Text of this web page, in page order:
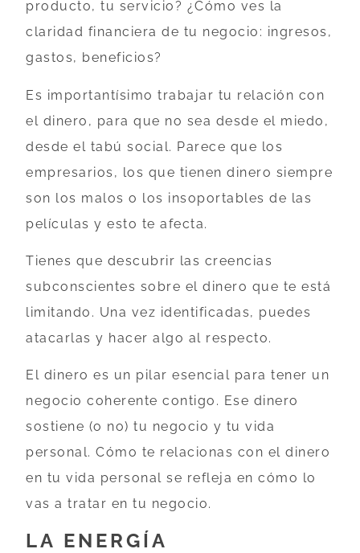
producto, tu servicio? ¿Cómo ves la
claridad financiera de tu negocio: ingresos,
gastos, beneficios?
Es importantísimo trabajar tu relación con
el dinero, para que no sea desde el miedo,
desde el tabú social. Parece que los
empresarios, los que tienen dinero siempre
son los malos o los insoportables de las
películas y esto te afecta.
Tienes que descubrir las creencias
subconscientes sobre el dinero que te está
limitando. Una vez identificadas, puedes
atacarlas y hacer algo al respecto.
El dinero es un pilar esencial para tener un
negocio coherente contigo. Ese dinero
sostiene (o no) tu negocio y tu vida
personal. Cómo te relacionas con el dinero
en tu vida personal se refleja en cómo lo
vas a tratar en tu negocio.
LA ENERGÍA